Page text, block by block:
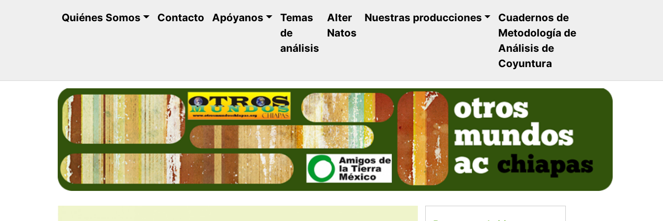
Quiénes Somos Contacto Apóyanos
Temas
de
análisis
Alter
Natos
Nuestras producciones
Cuadernos de
Metodología de
Análisis de
Coyuntura